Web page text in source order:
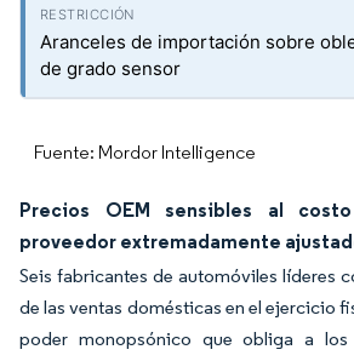
Aranceles de importación sobre
de grado sensor
Fuente: Mordor Intelligence
Precios OEM sensibles al
proveedor extremadamente
Seis fabricantes de automóviles líderes
de las ventas domésticas en el ejercicio
poder monopsónico que obliga a